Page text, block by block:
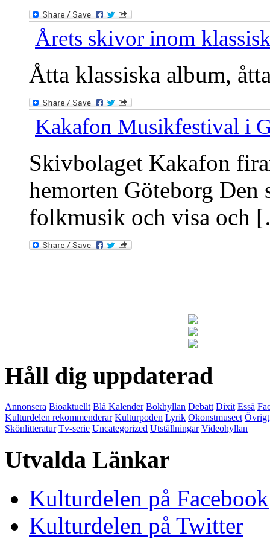
Årets skivor inom
Åtta klassiska album,
Kakafon Musikfestival i
Skivbolaget Kakafon
hemorten Göteborg Den
folkmusik och visa och
Håll dig uppdaterad
Annonsera Bioaktuellt Blå Kalender Bokhyllan Debatt Dixit Essä
Kulturdelen rekommenderar Kulturpoden Lyrik Okonstmuseet Övrigt
Skönlitteratur Tv-serie Uncategorized Utställningar Videohyllan
Utvalda Länkar
Kulturdelen på Facebook
Kulturdelen på Twitter